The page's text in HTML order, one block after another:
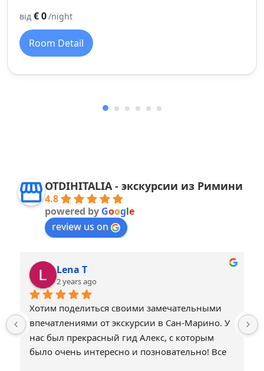
від € 0/night
Room Detail
OTDIHITALIA - экскурсии из Римини
4.8
powered by Google
review us on
Lena T
2 years ago
Хотим поделиться своими замечательными
впечатлениями от экскурсии в Сан-Марино. У
нас был прекрасный гид Алекс, с которым
было очень интересно и позновательно! Все